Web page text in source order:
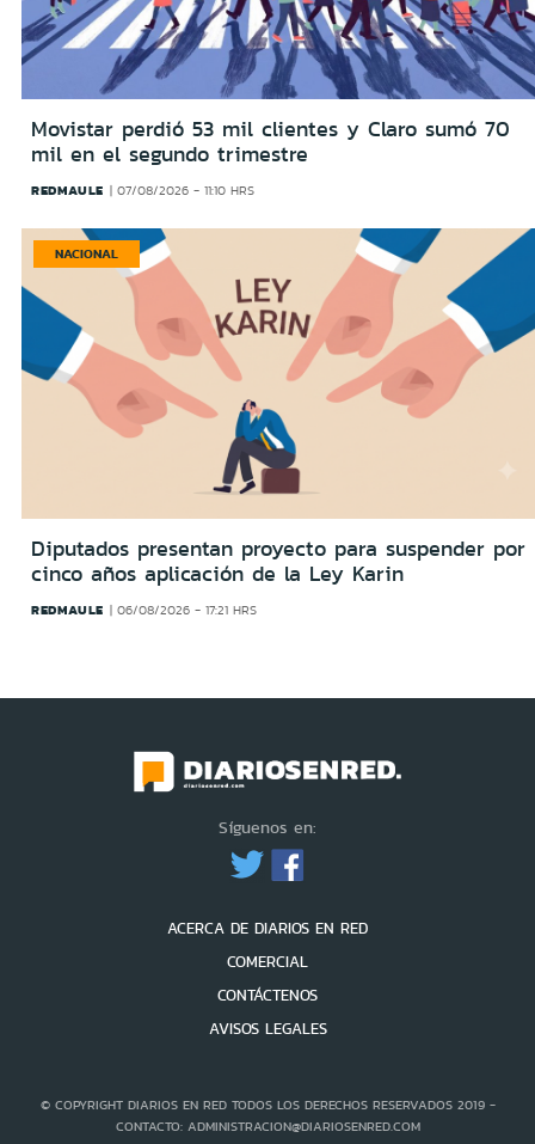
Movistar perdió 53 mil clientes y Claro sumó 70
mil en el segundo trimestre
REDMAULE 07/08/2026 - 11:10 HRS
NACIONAL
Diputados presentan proyecto para suspender por
cinco años aplicación de la Ley Karin
REDMAULE 06/08/2026 - 17:21 HRS
Síguenos en:
ACERCA DE DIARIOS EN RED
COMERCIAL
CONTÁCTENOS
AVISOS LEGALES
© COPYRIGHT DIARIOS EN RED TODOS LOS DERECHOS RESERVADOS 2019 -
CONTACTO: ADMINISTRACION@DIARIOSENRED.COM